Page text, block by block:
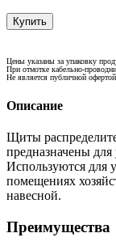
Купить
Цены указаны за упаковку
При отмотке кабельно-
Не является публичной офертой.
Описание
Щиты
предназначены
Используются для
помещениях
навесной.
Преимущества